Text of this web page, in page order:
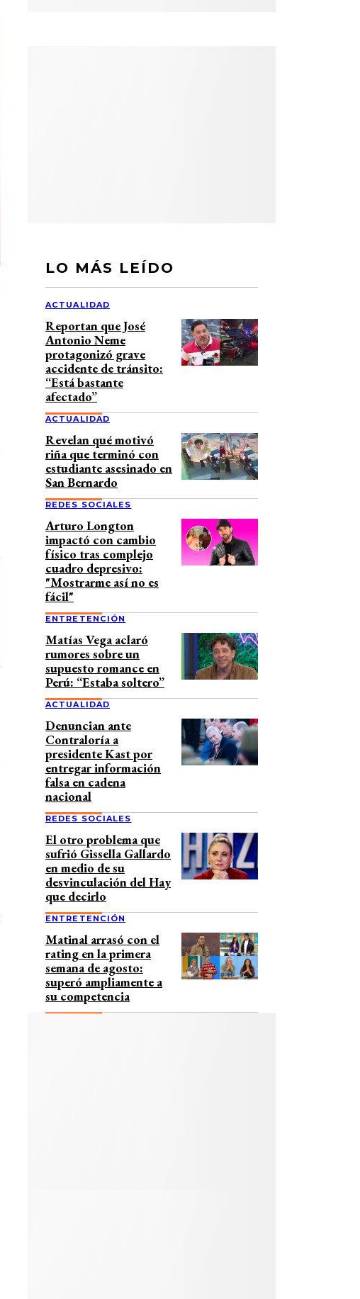
LO MÁS LEÍDO
ACTUALIDAD
Reportan que José
Antonio Neme
protagonizó grave
accidente de tránsito:
“Está bastante
afectado”
ACTUALIDAD
Revelan qué motivó
riña que terminó con
estudiante asesinado en
San Bernardo
REDES SOCIALES
Arturo Longton
impactó con cambio
físico tras complejo
cuadro depresivo:
"Mostrarme así no es
fácil"
ENTRETENCIÓN
Matías Vega aclaró
rumores sobre un
supuesto romance en
Perú: “Estaba soltero”
ACTUALIDAD
Denuncian ante
Contraloría a
presidente Kast por
entregar información
falsa en cadena
nacional
REDES SOCIALES
El otro problema que
sufrió Gissella Gallardo
en medio de su
desvinculación del Hay
que decirlo
ENTRETENCIÓN
Matinal arrasó con el
rating en la primera
semana de agosto:
superó ampliamente a
su competencia